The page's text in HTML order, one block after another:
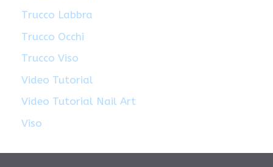
Trucco Labbra
Trucco Occhi
Trucco Viso
Video Tutorial
Video Tutorial Nail Art
Viso